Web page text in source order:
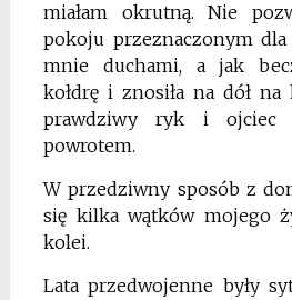
miałam okrutną. Nie
pokoju przeznaczonym dla
mnie duchami, a jak
kołdrę i znosiła na dół na
prawdziwy ryk i ojciec
powrotem.
W przedziwny sposób z
się kilka wątków mojego
kolei.
Lata przedwojenne były